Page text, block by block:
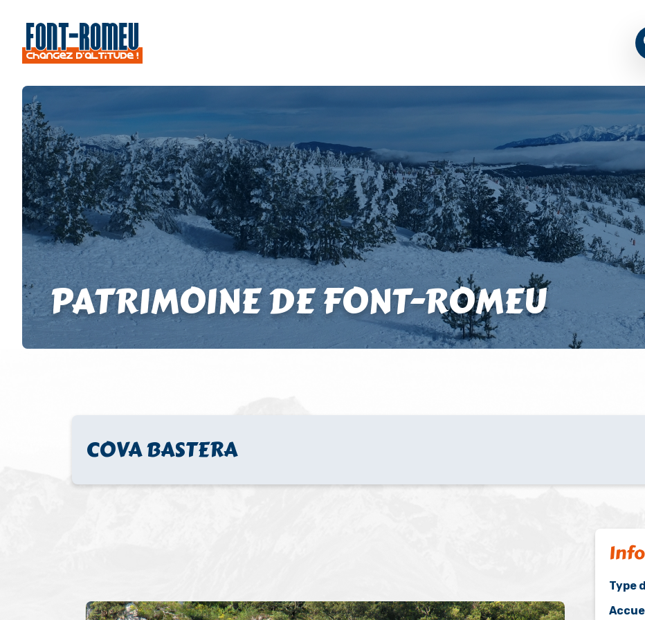
PATRIMOINE DE FONT-ROMEU
COVA BASTERA
Type